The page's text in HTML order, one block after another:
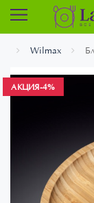
Wilmax
АКЦИЯ-4%